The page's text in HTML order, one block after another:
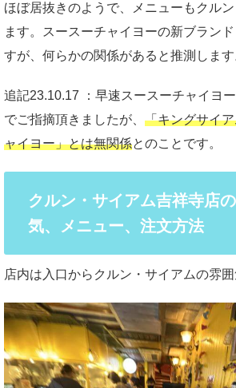
ほぼ居抜きのようで、メニューもクル
ます。スースーチャイヨーの新ブラン
すが、何らかの関係があると推測します
追記23.10.17 ：早速スースーチャイヨ
でご指摘頂きましたが、 「キングサイ
ャイヨー」とは無関係とのことです。
クルン・サイアム吉祥寺店
気、メニュー、注文方法
店内は入口からクルン・サイアムの雰囲